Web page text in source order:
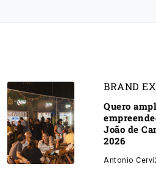
BRAND
Quero
João de
2026
Antonio Cervi